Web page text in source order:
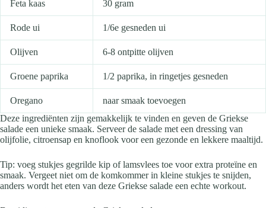
Feta kaas 30 gram
Rode ui 1/6e gesneden ui
Olijven 6-8 ontpitte olijven
Groene paprika 1/2 paprika, in ringetjes gesneden
Oregano
naar smaak toevoegen
Deze ingrediënten zijn gemakkelijk te vinden en geven de Griekse
salade een unieke smaak. Serveer de salade met een dressing van
olijfolie, citroensap en knoflook voor een gezonde en lekkere maaltijd.
Tip: voeg stukjes gegrilde kip of lamsvlees toe voor extra proteïne en
smaak. Vergeet niet om de komkommer in kleine stukjes te snijden,
anders wordt het eten van deze Griekse salade een echte workout.